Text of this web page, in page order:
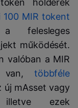
holderek
100 MIR tokent
felesleges
működését.
valóban a MIR
van, többféle
új mAsset vagy
ezek